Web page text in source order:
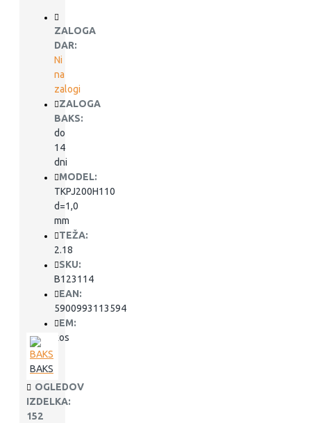
ZALOGA
DAR:
Ni
na
zalogi
ZALOGA
BAKS:
do
14
dni
MODEL:
TKPJ200H110
d=1,0
mm
TEŽA:
2.18
SKU:
B123114
EAN:
5900993113594
EM:
kos
BAKS
OGLEDOV
IZDELKA:
152